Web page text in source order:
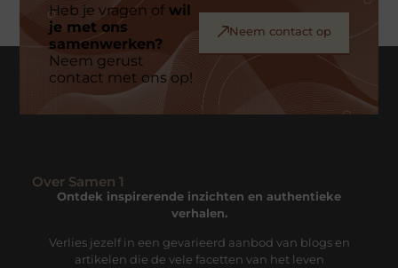
Heb je vragen ofwil
je met ons
samenwerken?
Neem gerust
contact met ons op!
Neem contact op
Over Samen 1
Ontdek inspirerende inzichten en authentieke
verhalen.
Verlies jezelf in een gevarieerd aanbod van blogs en
artikelen die de vele facetten van het leven